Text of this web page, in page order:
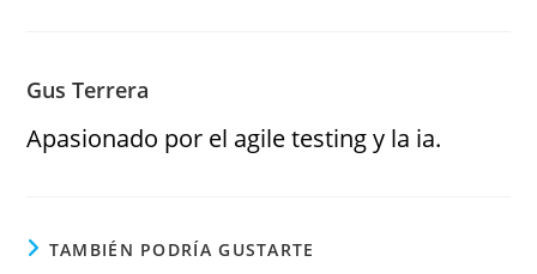
Gus Terrera
Apasionado por el agile testing y la ia.
TAMBIÉN PODRÍA GUSTARTE